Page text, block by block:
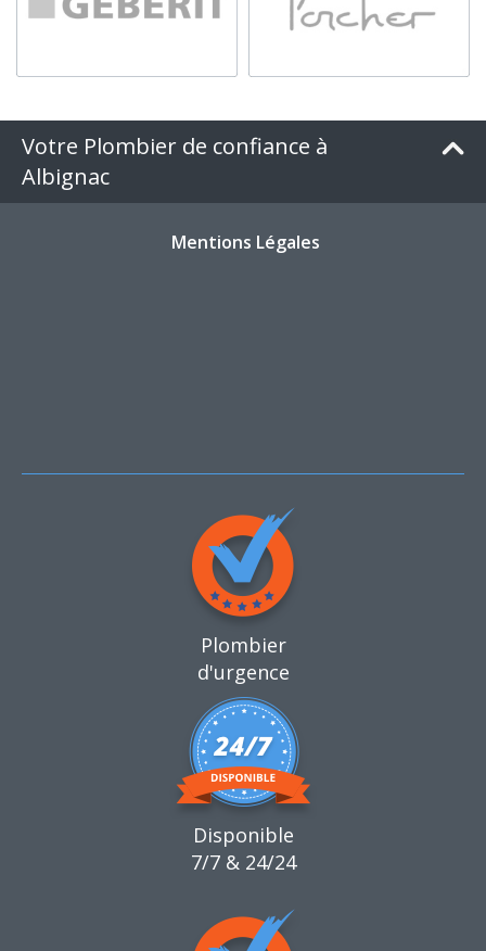
Votre Plombier de confiance à
Albignac
Mentions Légales
Plombier
d'urgence
Disponible
7/7 & 24/24